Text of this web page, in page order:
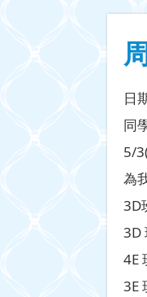
日
同
5/
為
3D
3D
4E
3E